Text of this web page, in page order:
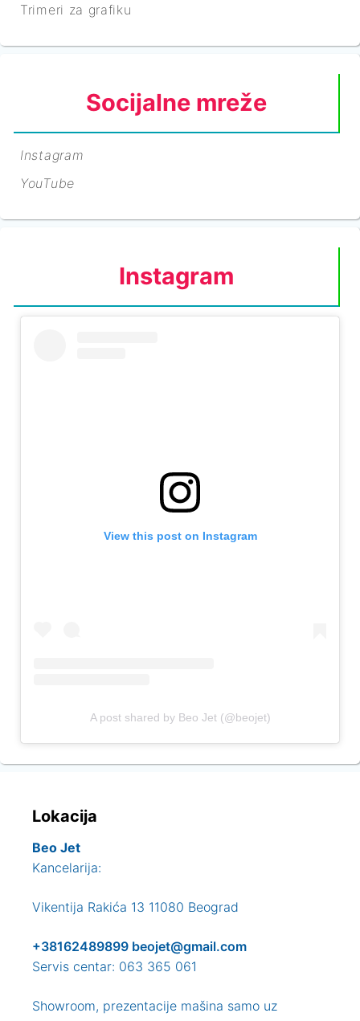
Trimeri za grafiku
Socijalne mreže
Instagram
YouTube
Instagram
View this post on Instagram
A post shared by Beo Jet (@beojet)
Lokacija
Beo Jet
Kancelarija:
Vikentija Rakića 13 11080 Beograd
+38162489899 beojet@gmail.com
Servis centar: 063 365 061
Showroom, prezentacije mašina samo uz